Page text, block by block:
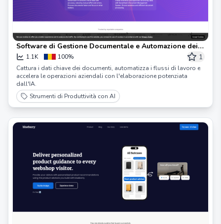
Software di Gestione Documentale e Automazione dei
Flussi di Lavoro
1.1K 100% 1
Cattura i dati chiave dei documenti, automatizza i flussi di lavoro e
accelera le operazioni aziendali con l'elaborazione potenziata
dall'IA.
Strumenti di Produttività con AI